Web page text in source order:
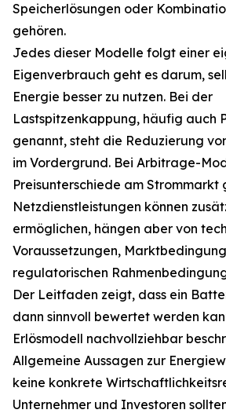
Speicherlösungen oder
gehören.
Jedes dieser Modelle folgt einer
Eigenverbrauch geht es darum,
Energie besser zu nutzen. Bei der
Lastspitzenkappung, häufig auch
genannt, steht die Reduzierung
im Vordergrund. Bei Arbitrage-
Preisunterschiede am Strommarkt
Netzdienstleistungen können
ermöglichen, hängen aber von
Voraussetzungen,
regulatorischen
Der Leitfaden zeigt, dass ein
dann sinnvoll bewertet werden
Erlösmodell nachvollziehbar
Allgemeine Aussagen zur
keine konkrete
Unternehmer und Investoren